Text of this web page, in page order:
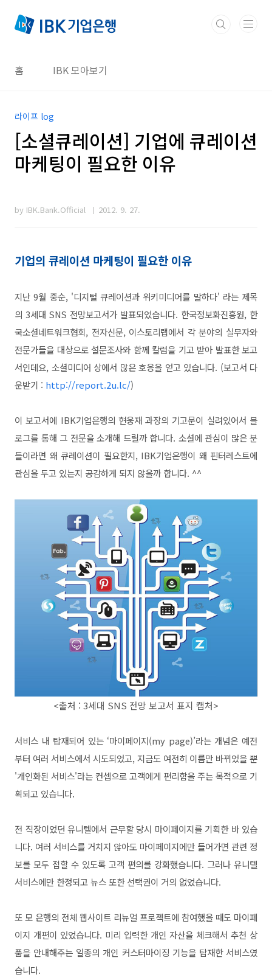
홈 IBK 모아보기
라이프 log
[소셜큐레이션] 기업에 큐레이션
마케팅이 필요한 이유
by IBK.Bank.Official 2012. 9. 27.
기업의 큐레이션 마케팅이 필요한 이유
지난 9월 중순, '디지털 큐레이션과 위키미디어를 말하다' 라는 제목
의 3세대 SNS 전망보고서가 발표되었습니다. 한국정보화진흥원, 한
국소셜네트워크협회, 전자신문, 이스토리랩에서 각 분야의 실무자와
전문가들을 대상으로 설문조사와 함께 칼럼을 기고 받아 발표한 보고
서인데요, 소셜미디어 상에서 많은 호응을 얻고 있습니다. (보고서 다
운받기 : http://report.2u.lc/)
이 보고서에 IBK기업은행의 현웅재 과장의 기고문이 실려있어서 블
로그를 통해 그 전문을 소개해 드릴까 합니다. 소셜에 관심이 많은 분
들이라면 왜 큐레이션이 필요한지, IBK기업은행이 왜 핀터레스트에
관심을 두고 있는지 공감하게 되지 않을까 합니다. ^^
<출처 : 3세대 SNS 전망 보고서 표지 캡처>
서비스 내 탑재되어 있는 ‘마이페이지(my page)’라는 개념은 예전
부터 여러 서비스에서 시도되었고, 지금도 여전히 이름만 바뀌었을 뿐
'개인화된 서비스'라는 컨셉으로 고객에게 편리함을 주는 목적으로 기
획되고 있습니다.
전 직장이었던 유니텔에서 근무할 당시 마이페이지를 기획한 바 있습
니다. 여러 서비스를 거치지 않아도 마이페이지에만 들어가면 관련 정
보를 모두 접할 수 있도록 고객 편의를 강화했습니다. 그러나 유니텔
서비스에만 한정되고 뉴스 또한 선택권이 거의 없었습니다.
또 모 은행의 전체 웹사이트 리뉴얼 프로젝트에 참여했을 때도 마이페
이지 개편이 있었습니다. 미리 입력한 개인 자산을 체크해서 추천 상
품을 안내해주는 일종의 개인 커스터마이징 기능을 탑재한 서비스였
습니다.